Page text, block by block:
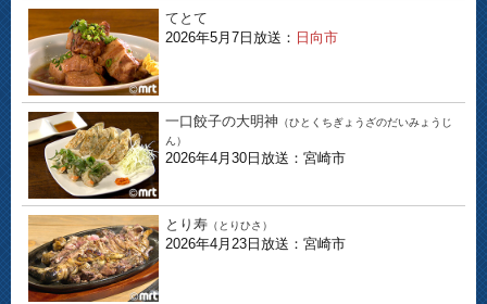
てとて
2026年5月7日放送： 日向市
一口餃子の大明神 （ひとくちぎょうざのだいみょうじ
ん）
2026年4月30日放送：宮崎市
とり寿 （とりひさ）
2026年4月23日放送：宮崎市